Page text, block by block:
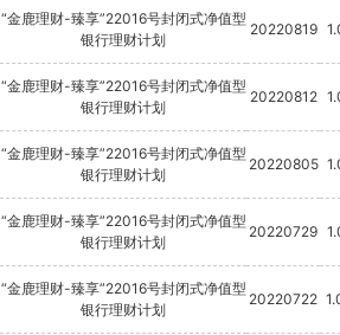
“金鹿理财-臻享”22016号封闭式净值型
银行理财计划
20220819
“金鹿理财-臻享”22016号封闭式净值型
银行理财计划
20220812
“金鹿理财-臻享”22016号封闭式净值型
银行理财计划
20220805
“金鹿理财-臻享”22016号封闭式净值型
银行理财计划
20220729
“金鹿理财-臻享”22016号封闭式净值型
银行理财计划
20220722